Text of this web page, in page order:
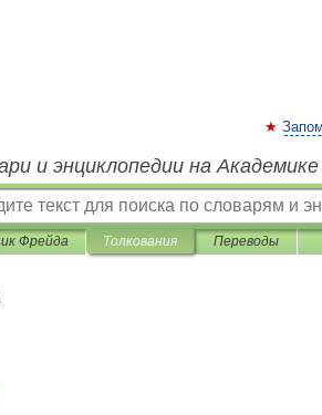
и энциклопедии на Академике
Фрейда Толкования Переводы